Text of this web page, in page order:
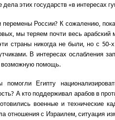
дела этих государств «в интересах
перемены России? К сожалению,
мы теряем почти весь арабский
страны никогда не были, но с
В интересах ослабления
возможную помощь.
Египту
А кто поддерживал арабов в
военные и технические
отношения с Израилем, ситуация